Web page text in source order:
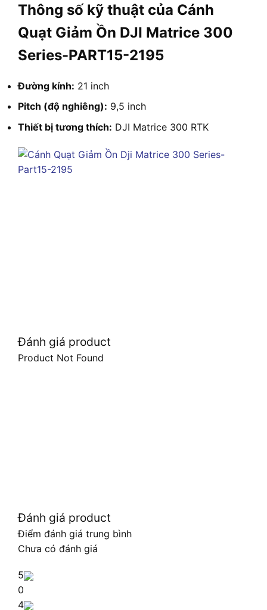
Thông số kỹ thuật của Cánh
Quạt Giảm Ồn DJI Matrice 300
Series-PART15-2195
Đường kính: 21 inch
Pitch (độ nghiêng): 9,5 inch
Thiết bị tương thích: DJI Matrice 300 RTK
Đánh giá product
Product Not Found
Đánh giá product
Điểm đánh giá trung bình
Chưa có đánh giá
5
0
4